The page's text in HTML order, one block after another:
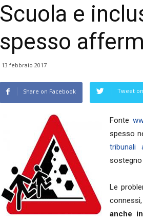
Scuola e
spesso
13 febbraio 2017
Share on Facebook Tweet
Fonte
spesso
tribunali
sostegno
Le
anche